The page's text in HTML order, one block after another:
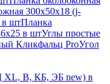
300х50х18 (j-
в штПланка
в штУглы простые
Кликфальц ProУгол
XL, В, КБ, ЭБ new) в